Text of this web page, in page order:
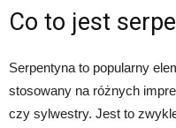
Co to jest
Serpentyna to popularny
stosowany na różnych
czy sylwestry. Jest to